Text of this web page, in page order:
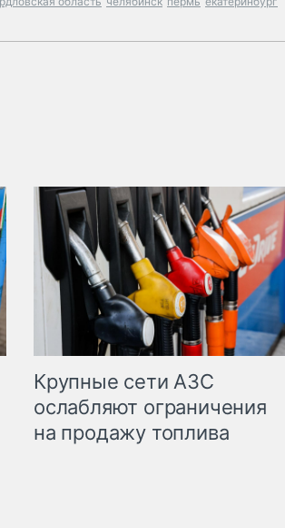
Крупные сети АЗС
ослабляют ограничения
на продажу топлива